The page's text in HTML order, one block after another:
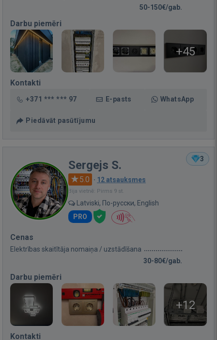
50-150€/gab.
Darbu piemēri
+45
Kontakti
+371 *** *** 97 E-pasts WhatsApp
Piedāvāt pasūtījumu
3
Sergejs S.
5.0 · 12 atsauksmes
Bija vietnē: Pirms 9 st.
Latviski, По-русски, English
PRO
Cenas
Elektrības skaitītāja nomaiņa / uzstādīšana
30-80€/gab.
Darbu piemēri
+12
Kontakti